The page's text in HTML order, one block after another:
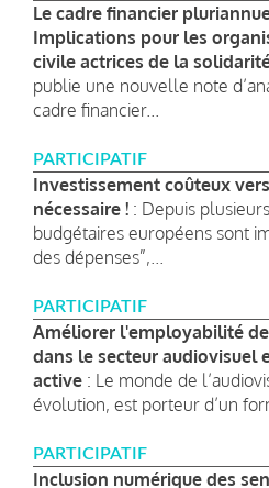
Le cadre financier
Implications pour les
civile actrices de la
publie une nouvelle note
cadre financier...
PARTICIPATIF
Investissement coûteux
nécessaire ! : Depuis
budgétaires européens sont
des dépenses”,...
PARTICIPATIF
Améliorer l'employabilité
dans le secteur audiovisuel
active : Le monde de
évolution, est porteur d’un
PARTICIPATIF
Inclusion numérique des